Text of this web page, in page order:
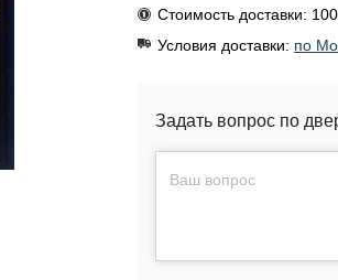
Стоимость доставки:
Условия доставки: по
Задать вопрос по